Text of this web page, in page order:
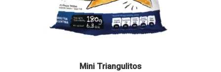
Mini Triangulitos